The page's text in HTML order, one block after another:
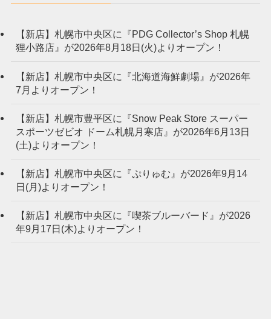
【新店】札幌市中央区に『PDG Collector’s Shop 札幌
狸小路店』が2026年8月18日(火)よりオープン！
【新店】札幌市中央区に『北海道海鮮劇場』が2026年
7月よりオープン！
【新店】札幌市豊平区に『Snow Peak Store スーパー
スポーツゼビオ ドーム札幌月寒店』が2026年6月13日
(土)よりオープン！
【新店】札幌市中央区に『ぷりゅむ』が2026年9月14
日(月)よりオープン！
【新店】札幌市中央区に『喫茶ブルーバード』が2026
年9月17日(木)よりオープン！